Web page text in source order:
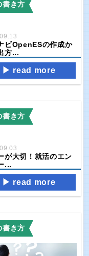
書き方
ビOpenESの作成か
方...
read more
書き方
が大切！就活のエン
...
read more
書き方